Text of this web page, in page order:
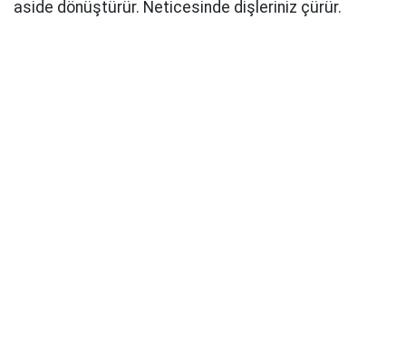
aside dönüştürür. Neticesinde dişleriniz çürür.